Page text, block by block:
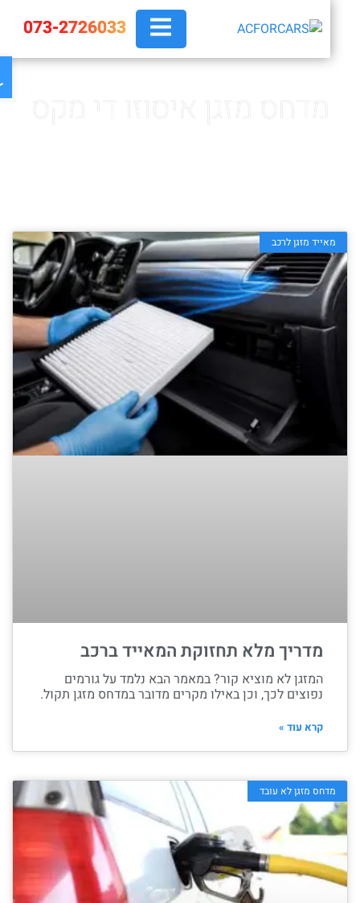
073-2726033
מאייד מזגן לרכב
מדריך מלא תחזוקת המאייד ברכב
המזגן לא מוציא קור? במאמר הבא נלמד על גורמים
נפוצים לכך, וכן באילו מקרים מדובר במדחס מזגן תקול.
קרא עוד »
מדחס מזגן לא עובד